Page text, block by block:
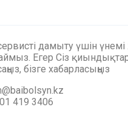
дамыту үшін
Егер Сіз
бізге хабарласыңыз
419 3406